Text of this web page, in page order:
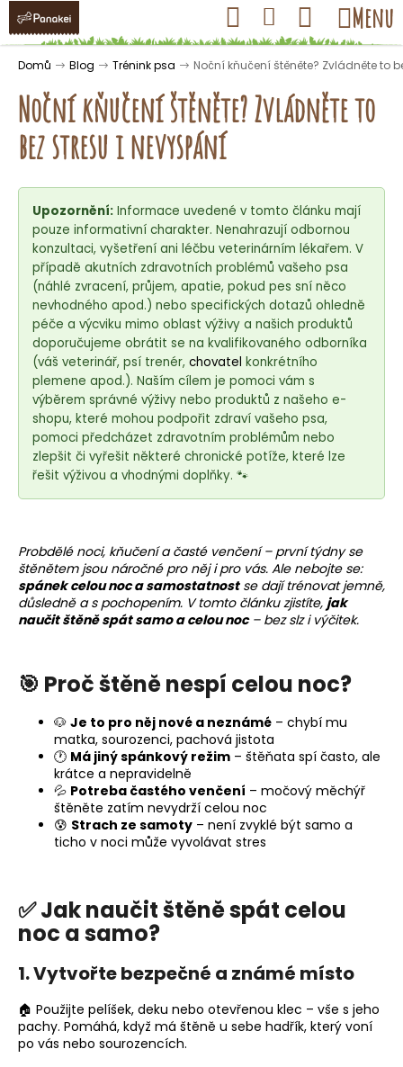
Přejít
obsah
Hledat Přihlášení
Nákupní
košík
Menu
Domů Blog Trénink psa Noční kňučení štěněte? Zvládněte to
Noční kňučení štěněte? Zvládněte to
bez stresu i nevyspání
Upozornění: Informace uvedené v tomto článku mají
pouze informativní charakter. Nenahrazují odbornou
konzultaci, vyšetření ani léčbu veterinárním lékařem. V
případě akutních zdravotních problémů vašeho psa
(náhlé zvracení, průjem, apatie, pokud pes sní něco
nevhodného apod.) nebo specifických dotazů ohledně
péče a výcviku mimo oblast výživy a našich produktů
doporučujeme obrátit se na kvalifikovaného odborníka
(váš veterinář, psí trenér, chovatel konkrétního
plemene apod.). Naším cílem je pomoci vám s
výběrem správné výživy nebo produktů z našeho e-
shopu, které mohou podpořit zdraví vašeho psa,
pomoci předcházet zdravotním problémům nebo
zlepšit či vyřešit některé chronické potíže, které lze
řešit výživou a vhodnými doplňky. 🐾
Probdělé noci, kňučení a časté venčení – první týdny se
štěnětem jsou náročné pro něj i pro vás. Ale nebojte se:
spánek celou noc a samostatnostse dají trénovat jemně,
důsledně a s pochopením. V tomto článku zjistíte, jak
naučit štěně spát samo a celou noc– bez slz i výčitek.
🎯 Proč štěně nespí celou noc?
🐶 Je to pro něj nové a neznámé – chybí mu
matka, sourozenci, pachová jistota
🕐 Má jiný spánkový režim – štěňata spí často, ale
krátce a nepravidelně
💦 Potreba častého venčení – močový měchýř
štěněte zatím nevydrží celou noc
😰 Strach ze samoty – není zvyklé být samo a
ticho v noci může vyvolávat stres
✅ Jak naučit štěně spát celou
noc a samo?
1. Vytvořte bezpečné a známé místo
🏠 Použijte pelíšek, deku nebo otevřenou klec – vše s jeho
pachy. Pomáhá, když má štěně u sebe hadřík, který voní
po vás nebo sourozencích.
K
o Zpět
Zpět
o
a
í
t
?
HLEDAT
u
j
e
m
e